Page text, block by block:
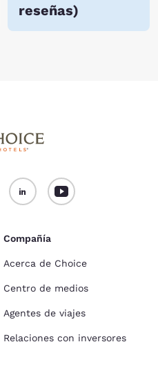
reseñas)
Compañía
Acerca de Choice
Centro de medios
Agentes de viajes
Relaciones con inversores